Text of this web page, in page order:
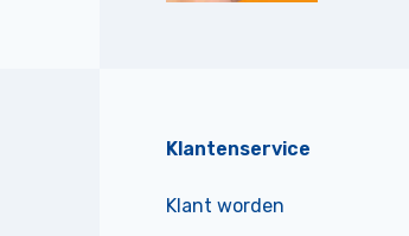
Klantenservice
Klant worden